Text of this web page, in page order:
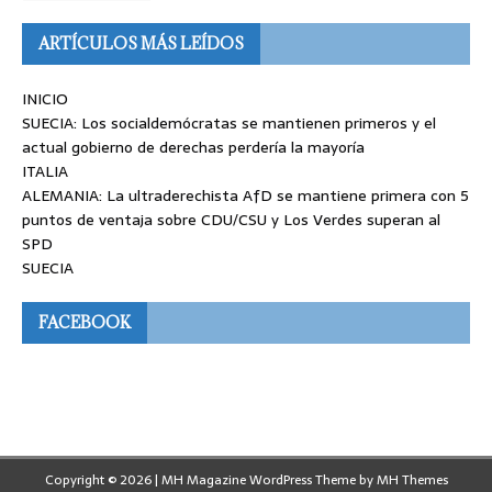
ARTÍCULOS MÁS LEÍDOS
INICIO
SUECIA: Los socialdemócratas se mantienen primeros y el
actual gobierno de derechas perdería la mayoría
ITALIA
ALEMANIA: La ultraderechista AfD se mantiene primera con 5
puntos de ventaja sobre CDU/CSU y Los Verdes superan al
SPD
SUECIA
FACEBOOK
Copyright © 2026 | MH Magazine WordPress Theme byMH Themes